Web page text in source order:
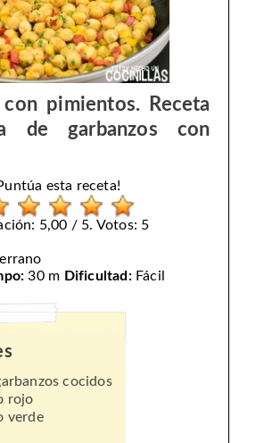
con pimientos. Receta
de garbanzos con
esta receta!
5,00 / 5. Votos: 5
30 m Dificultad:Fácil
cocidos
rojo
verde